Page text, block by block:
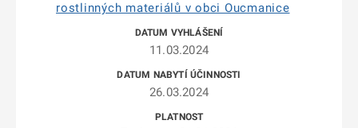
rostlinných materiálů v obci Oucmanice
11.03.2024
26.03.2024